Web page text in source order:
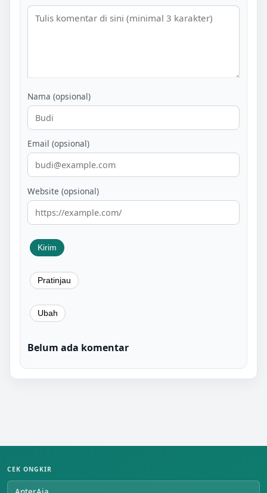
Nama (opsional)
Email (opsional)
Website (opsional)
Belum ada komentar
CEK ONGKIR